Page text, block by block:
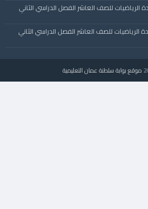
الرياضيات للصف العاشر الفصل الدراسي الثاني
الرياضيات للصف العاشر الفصل الدراسي الثاني
موقع بوابة سلطنة عمان التعليمية